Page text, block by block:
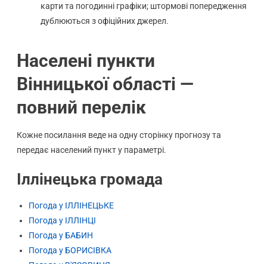
карти та погодинні графіки; штормові попередження
дублюються з офіційних джерел.
Населені пункти
Вінницької області —
повний перелік
Кожне посилання веде на одну сторінку прогнозу та
передає населений пункт у параметрі.
Іллінецька громада
Погода у ІЛЛІНЕЦЬКЕ
Погода у ІЛЛІНЦІ
Погода у БАБИН
Погода у БОРИСІВКА